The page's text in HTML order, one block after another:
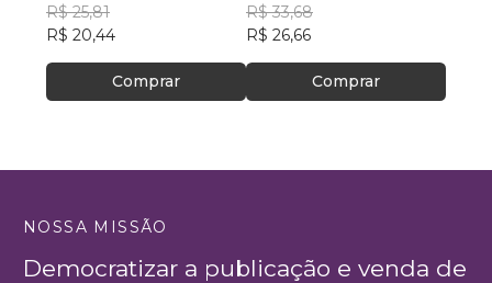
Ebenézer
R$ 25,81
R$ 20,44
Comprar
Ebenézer
R$ 33,68
R$ 26,66
Comprar
NOSSA MISSÃO
Democratizar a publicação e venda de